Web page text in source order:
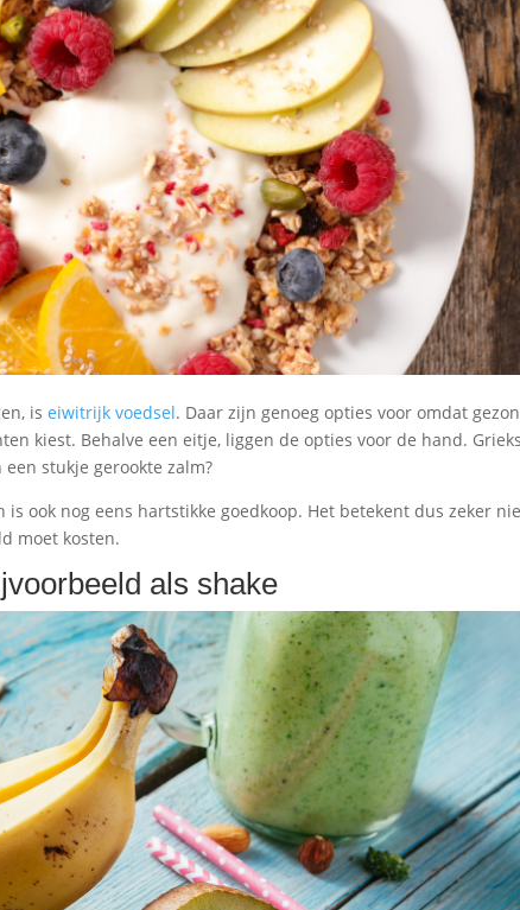
iseiwitrijk voedsel. Daar zijn genoeg opties voor omdat
kiest. Behalve een eitje, liggen de opties voor de hand.
stukje gerookte zalm?
ook nog eens hartstikke goedkoop. Het betekent dus zeker
moet kosten.
als shake